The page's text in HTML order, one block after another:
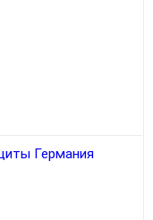
Германия